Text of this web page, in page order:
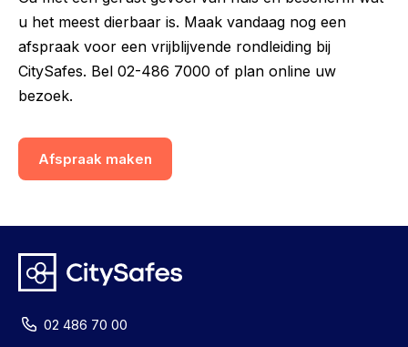
u het meest dierbaar is. Maak vandaag nog een
afspraak voor een vrijblijvende rondleiding bij
CitySafes. Bel 02-486 7000 of plan online uw
bezoek.
Afspraak maken
02 486 70 00